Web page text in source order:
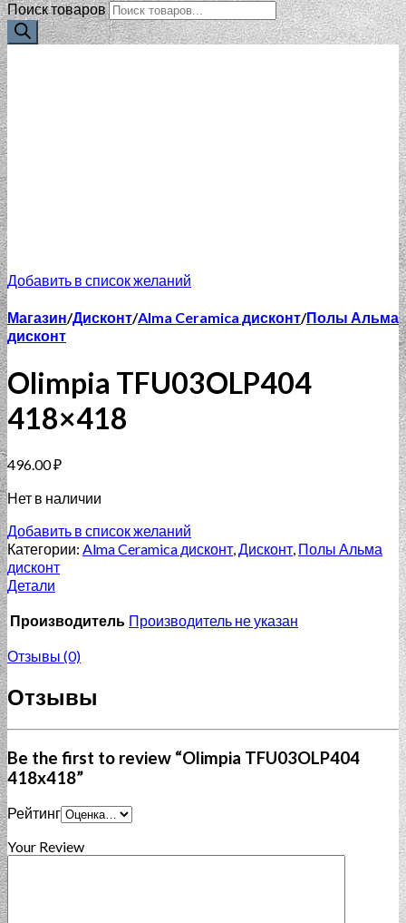
Поиск товаров
Добавить в список желаний
Магазин/Дисконт/Alma Ceramica дисконт/Полы Альма
дисконт
Olimpia TFU03OLP404
418×418
496.00₽
Нет в наличии
Добавить в список желаний
Категории: Alma Ceramica дисконт,Дисконт, Полы Альма
дисконт
Детали
Производитель Производитель не указан
Отзывы (0)
Отзывы
Be the first to review “Olimpia TFU03OLP404
418x418”
Рейтинг
Your Review